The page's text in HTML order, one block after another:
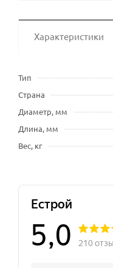
Характеристики
Тип
Страна
Диаметр, мм
Длина, мм
Вес, кг